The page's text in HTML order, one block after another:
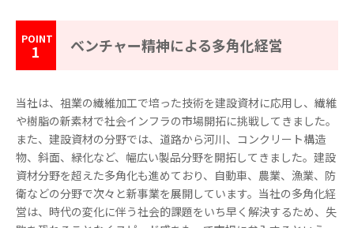
1 ベンチャー精神による多角化経営
当社は、祖業の繊維加工で培った技術を建設資材に応用し、繊維
や樹脂の新素材で社会インフラの市場開拓に挑戦してきました。
また、建設資材の分野では、道路から河川、コンクリート構造
物、斜面、緑化など、幅広い製品分野を開拓してきました。建設
資材分野を超えた多角化も進めており、自動車、農業、漁業、防
衛などの分野で次々と新事業を展開しています。当社の多角化経
営は、時代の変化に伴う社会的課題をいち早く解決するため、失